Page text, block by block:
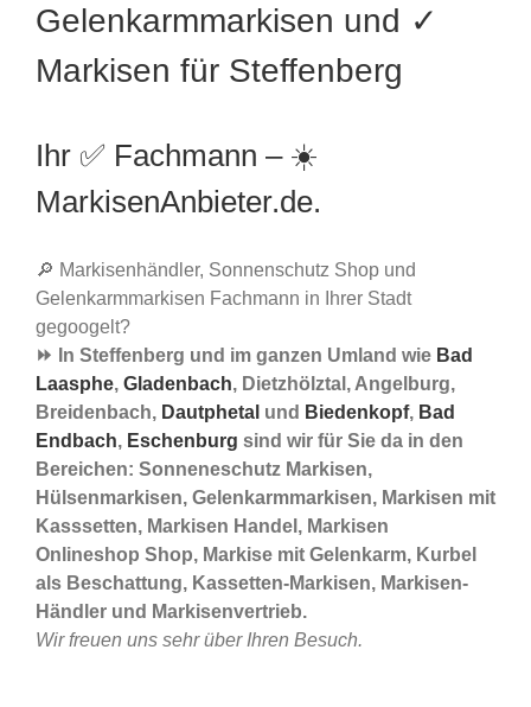
Gelenkarmmarkisen und ✓
Markisen für Steffenberg
Ihr ✅ Fachmann – ☀️
MarkisenAnbieter.de.
🔎 Markisenhändler, Sonnenschutz Shop und
Gelenkarmmarkisen Fachmann in Ihrer Stadt
gegoogelt?
⏩ In Steffenberg und im ganzen Umland wie Bad
Laasphe, Gladenbach, Dietzhölztal, Angelburg,
Breidenbach, Dautphetal und Biedenkopf, Bad
Endbach, Eschenburg sind wir für Sie da in den
Bereichen: Sonneneschutz Markisen,
Hülsenmarkisen, Gelenkarmmarkisen, Markisen mit
Kasssetten, Markisen Handel, Markisen
Onlineshop Shop, Markise mit Gelenkarm, Kurbel
als Beschattung, Kassetten-Markisen, Markisen-
Händler und Markisenvertrieb.
Wir freuen uns sehr über Ihren Besuch.